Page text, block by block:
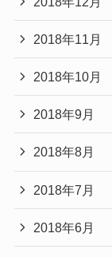
2018年11月
2018年10月
2018年9月
2018年8月
2018年7月
2018年6月